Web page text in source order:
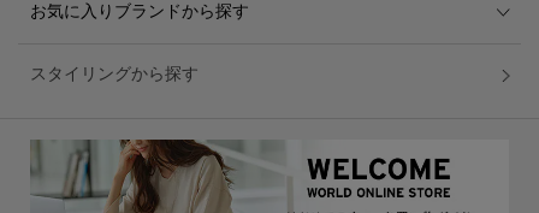
お気に入りブランドから探す
スタイリングから探す